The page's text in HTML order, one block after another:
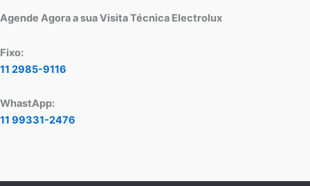
Agende Agora a sua Visita Técnica Electrolux
Fixo:
11 2985-9116
WhastApp:
11 99331-2476